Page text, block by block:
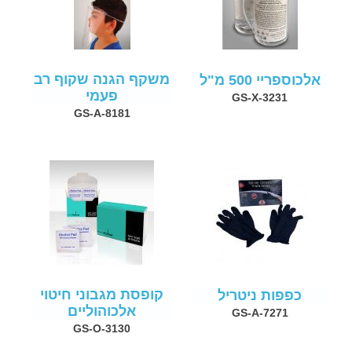
אלכוספריי 500 מ"ל
GS-X-3231
משקף הגנה שקוף רב
פעמי
GS-A-8181
כפפות ניטריל
GS-A-7271
קופסת מגבוני חיטוי
אלכוהוליים
GS-O-3130